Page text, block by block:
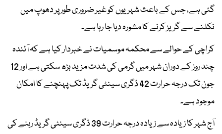
گئی ہے، جس کے باعث شہریوں کو غیر ضروری طور پر دھوپ میں
نکلنے سے گریز کرنے کا مشورہ دیا جا رہا ہے۔
کراچی کے حوالے سے محکمہ موسمیات نے خبردار کیا ہے کہ آئندہ
چند روز کے دوران شہر میں گرمی کی شدت مزید بڑھ سکتی ہے اور 12
جون تک درجہ حرارت 42 ڈگری سینٹی گریڈ تک پہنچنے کا امکان
موجود ہے۔
آج شہر کا زیادہ سے زیادہ درجہ حرارت 39 ڈگری سینٹی گریڈ رہنے کی